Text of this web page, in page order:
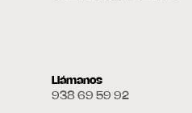
Llámanos
938 69 59 92